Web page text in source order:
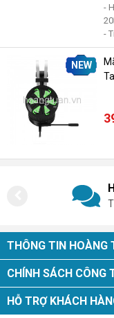
-
-
NEW
THÔNG TIN HOÀNG
CHÍNH SÁCH CÔNG
HỖ TRỢ KHÁCH